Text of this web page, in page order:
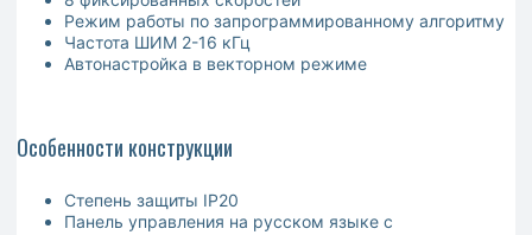
Режим работы по запрограммированному алгоритму
Частота ШИМ 2-16 кГц
Автонастройка в векторном режиме
Особенности конструкции
Степень защиты IP20
Панель управления на русском языке с